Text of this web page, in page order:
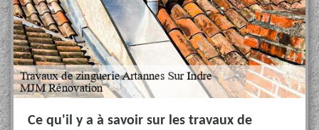
Ce qu'il y a à savoir sur les travaux de